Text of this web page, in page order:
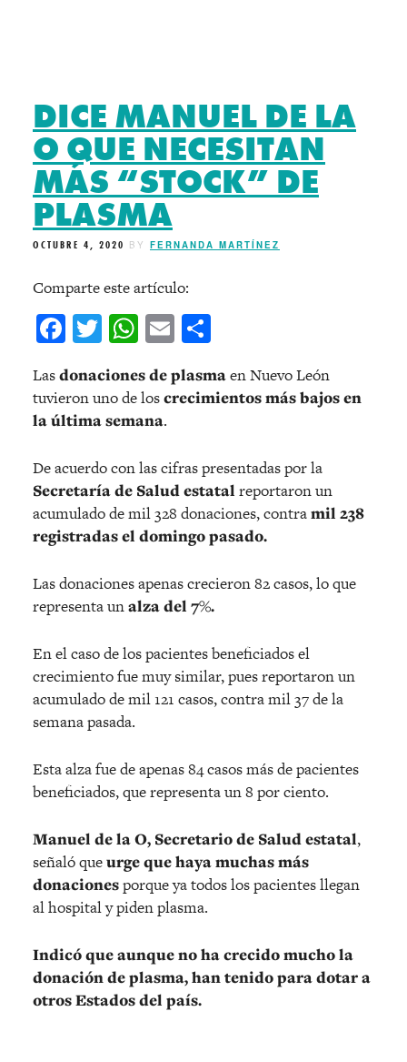
DICE MANUEL DE LA
O QUE NECESITAN
MÁS “STOCK” DE
PLASMA
OCTUBRE 4, 2020 BY FERNANDA MARTÍNEZ
Comparte este artículo:
Facebook
Twitter
WhatsApp
Email
Lasdonaciones de plasmaen Nuevo León
tuvieron uno de loscrecimientos más bajos en
la última semana.
De acuerdo con las cifras presentadas por la
Secretaría de Salud estatal reportaron un
acumulado de mil 328 donaciones, contramil 238
registradas el domingo pasado.
Las donaciones apenas crecieron 82 casos, lo que
representa unalza del 7%.
En el caso de los pacientes beneficiados el
crecimiento fue muy similar, pues reportaron un
acumulado de mil 121 casos, contra mil 37 de la
semana pasada.
Esta alza fue de apenas 84 casos más de pacientes
beneficiados, que representa un 8 por ciento.
Manuel de la O, Secretario de Salud estatal,
señaló queurge que haya muchas más
donacionesporque ya todos los pacientes llegan
al hospital y piden plasma.
Indicó que aunque no ha crecido mucho la
donación de plasma, han tenido para dotar a
otros Estados del país.